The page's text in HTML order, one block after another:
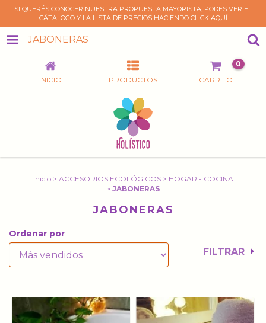
SI QUERÉS CONOCER NUESTRA PROPUESTA MAYORISTA, PODES VER EL
CÁTALOGO Y LA LISTA DE PRECIOS HACIENDO CLICK AQUÍ
JABONERAS
INICIO PRODUCTOS CARRITO
0
Inicio > ACCESORIOS ECOLÓGICOS > HOGAR - COCINA
> JABONERAS
JABONERAS
Ordenar por
FILTRAR